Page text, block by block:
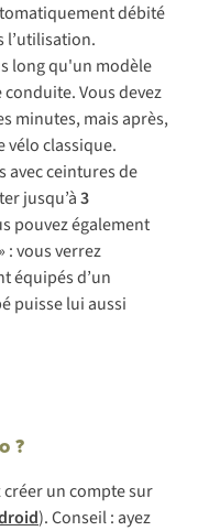
débité
l’utilisation.
long qu'un modèle
Vous devez
minutes, mais après,
vélo classique.
avec ceintures de
jusqu’à3
pouvez également
: vous verrez
équipés d’un
puisse lui aussi
?
un compte sur
). Conseil : ayez